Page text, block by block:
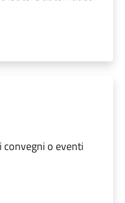
o eventi